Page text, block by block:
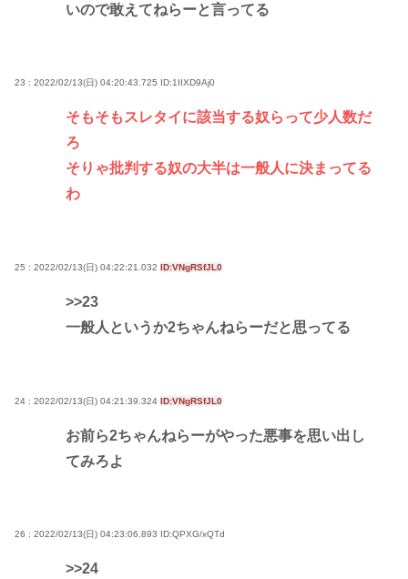
いので敢えてねらーと言ってる
23 : 2022/02/13(日) 04:20:43.725 ID:1IIXD9Aj0
そもそもスレタイに該当する奴らって少人数だ
ろ
そりゃ批判する奴の大半は一般人に決まってる
わ
25 : 2022/02/13(日) 04:22:21.032 ID:VNgRSfJL0
>>23
一般人というか2ちゃんねらーだと思ってる
24 : 2022/02/13(日) 04:21:39.324 ID:VNgRSfJL0
お前ら2ちゃんねらーがやった悪事を思い出し
てみろよ
26 : 2022/02/13(日) 04:23:06.893 ID:QPXG/xQTd
>>24